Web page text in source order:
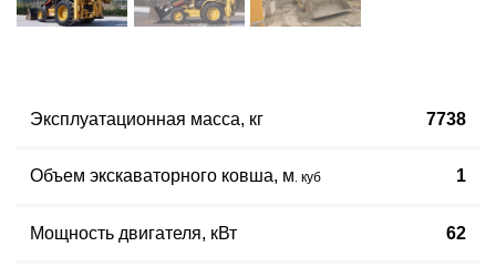
Эксплуатационная масса, кг 7738
Объем экскаваторного ковша, м куб 1
Мощность двигателя, кВт 62